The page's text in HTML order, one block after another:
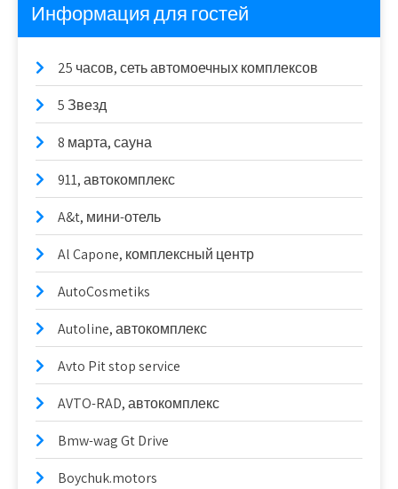
Информация для гостей
25 часов, сеть автомоечных комплексов
5 Звезд
8 марта, сауна
911, автокомплекс
A&t, мини-отель
Al Capone, комплексный центр
AutoCosmetiks
Autoline, автокомплекс
Avto Pit stop service
AVTO-RAD, автокомплекс
Bmw-wag Gt Drive
Boychuk.motors